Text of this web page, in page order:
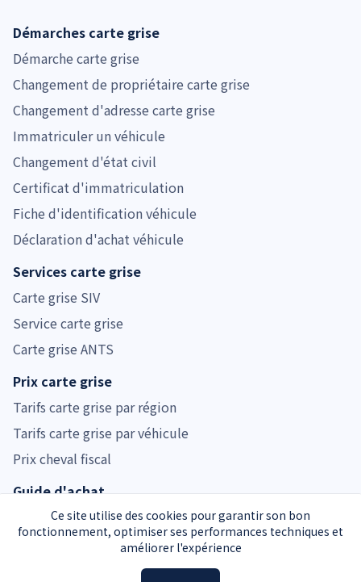
Ce site utilise des cookies pour garantir son bon
fonctionnement, optimiser ses performances techniques et
améliorer l'expérience
Démarches carte grise
Démarche carte grise
Changement de propriétaire carte grise
Changement d'adresse carte grise
Immatriculer un véhicule
Changement d'état civil
Certificat d'immatriculation
Fiche d'identification véhicule
Déclaration d'achat véhicule
Services carte grise
Carte grise SIV
Service carte grise
Carte grise ANTS
Prix carte grise
Tarifs carte grise par région
Tarifs carte grise par véhicule
Prix cheval fiscal
Guide d'achat
Guide voiture d'occasion
Guide moto d'occasion
Guide voiture d'occasion